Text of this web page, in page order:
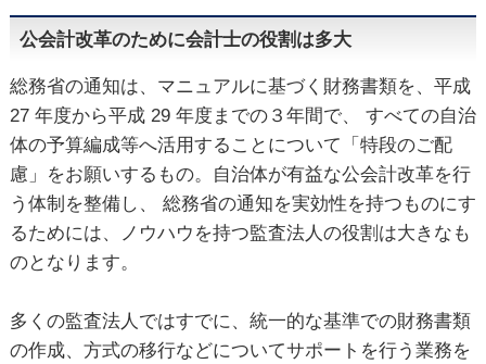
公会計改革のために会計士の役割は多大
総務省の通知は、マニュアルに基づく財務書類を、平成
27 年度から平成 29 年度までの３年間で、 すべての自治
体の予算編成等へ活用することについて「特段のご配
慮」をお願いするもの。自治体が有益な公会計改革を行
う体制を整備し、 総務省の通知を実効性を持つものにす
るためには、ノウハウを持つ監査法人の役割は大きなも
のとなります。
多くの監査法人ではすでに、統一的な基準での財務書類
の作成、方式の移行などについてサポートを行う業務を